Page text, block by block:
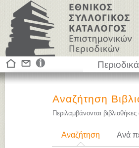
Περιοδικά
Αναζήτηση
Περιλαμβάνονται
Αναζήτηση Ανά